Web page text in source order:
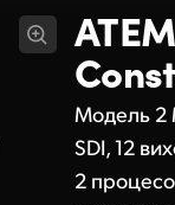
Модель 2
SDI, 12
2